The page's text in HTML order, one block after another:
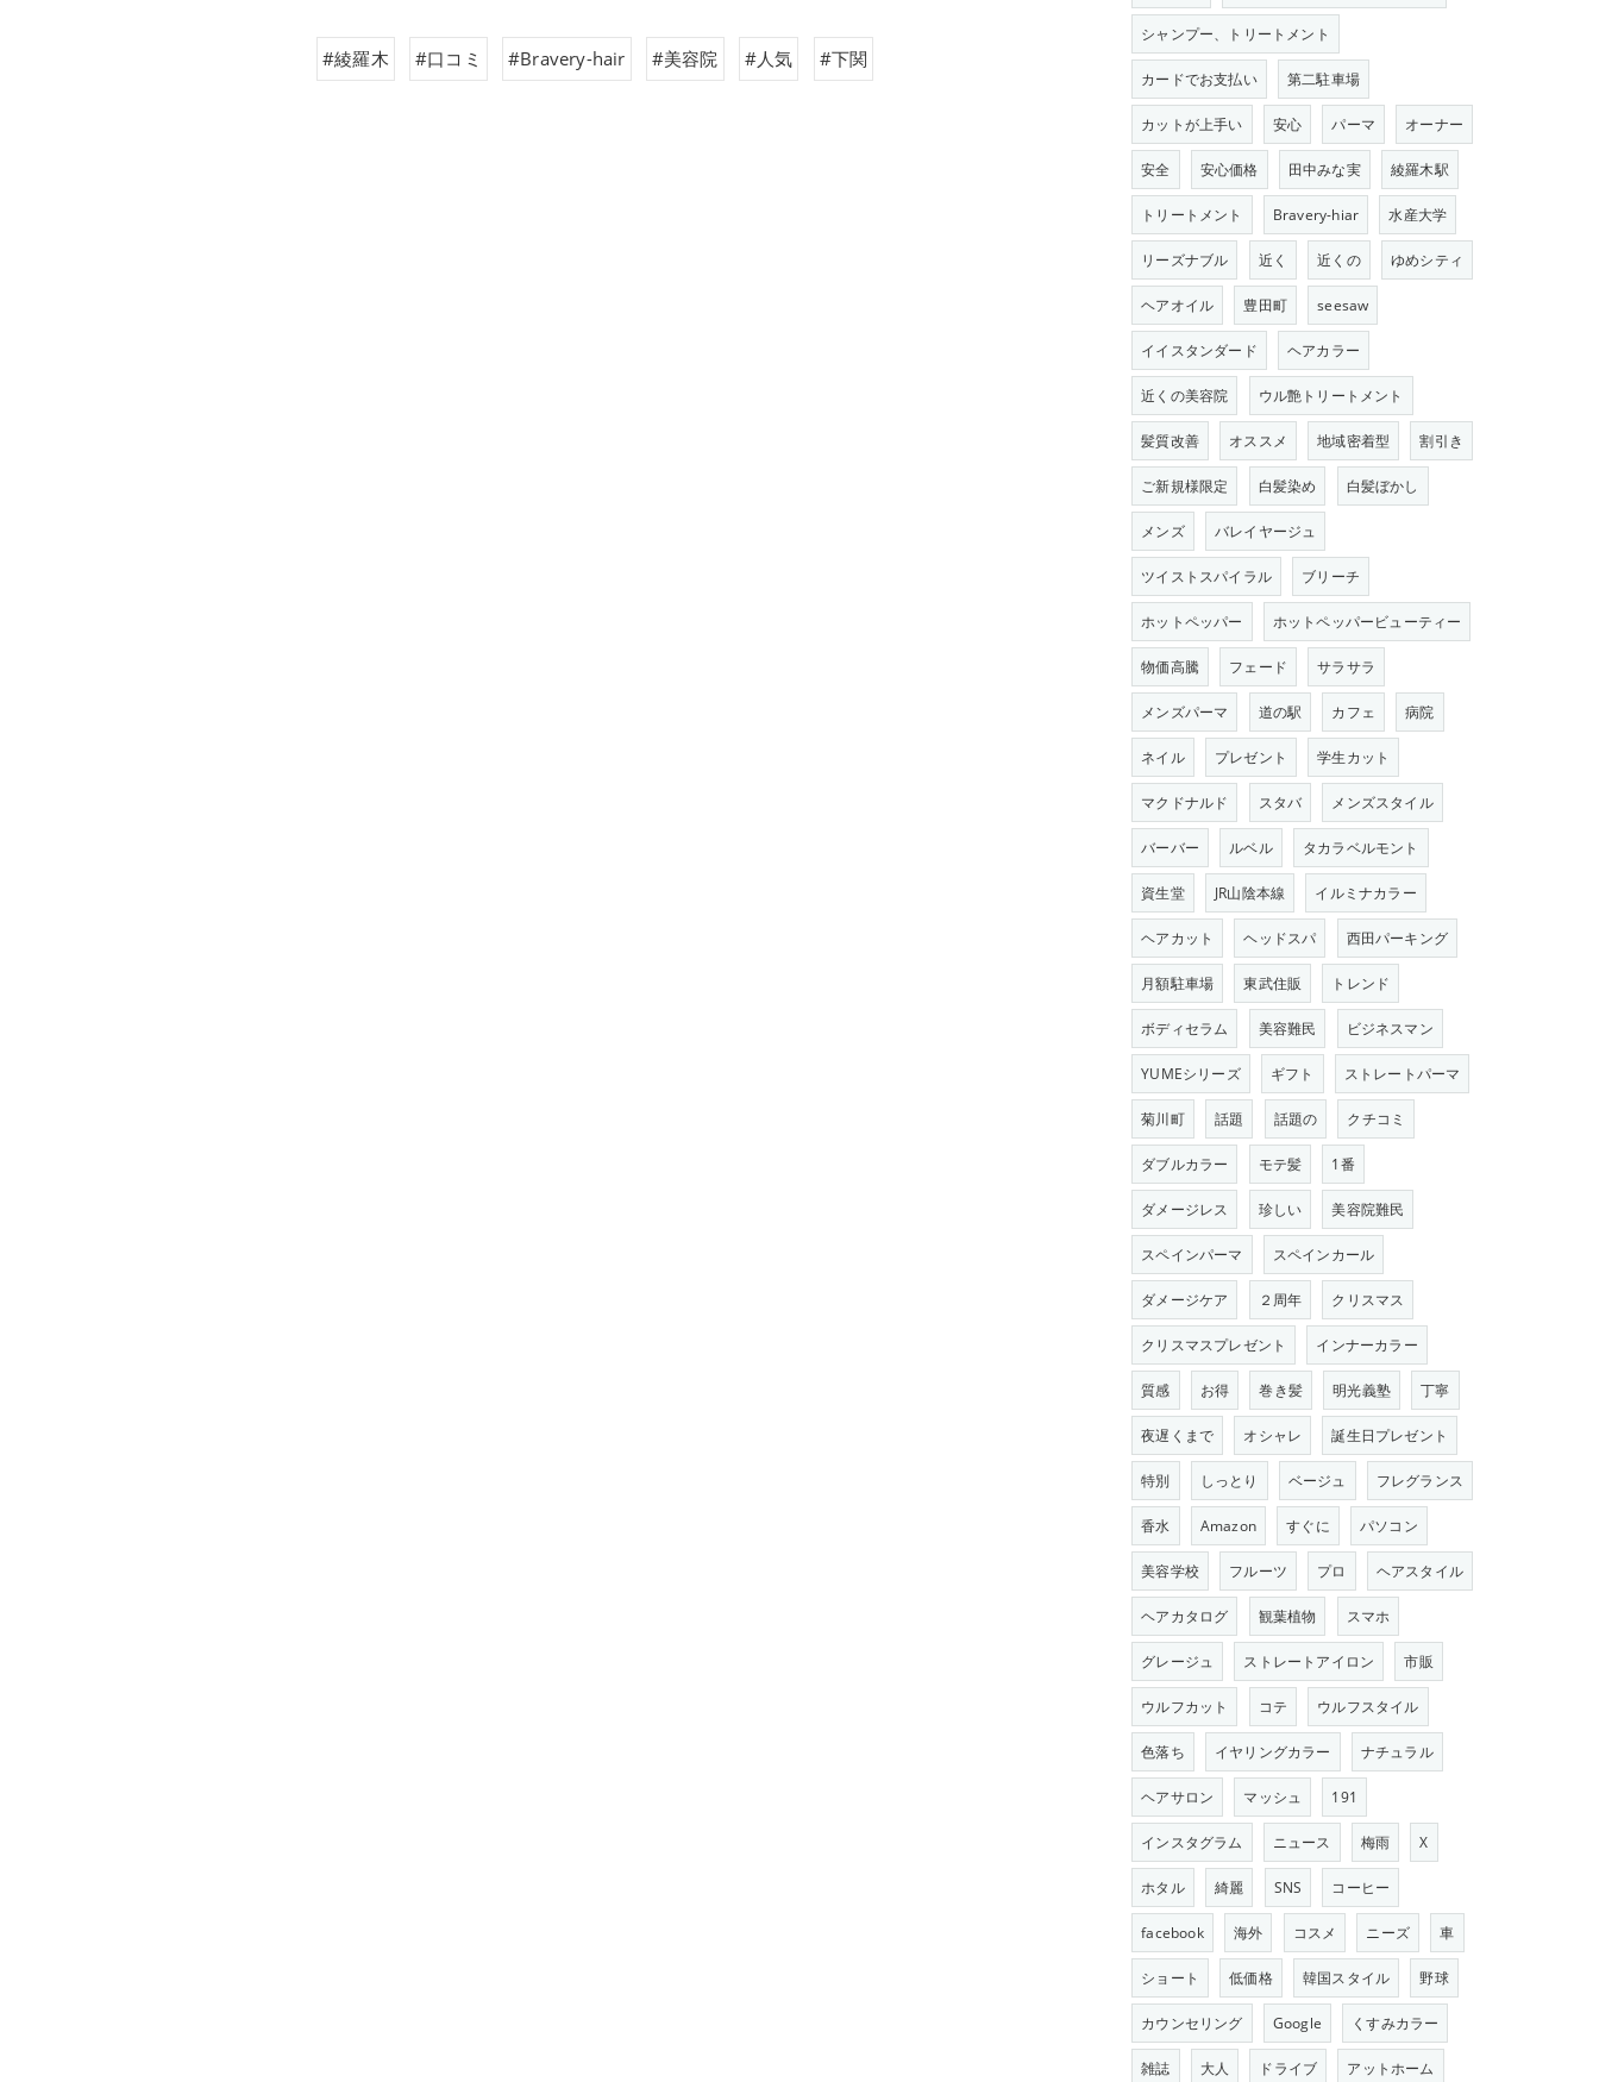
#綾羅木 #口コミ #Bravery-hair #美容院 #人気 #下関
シャンプー、トリートメント
カードでお支払い 第二駐車場
カットが上手い 安心 パーマ オーナー
安全 安心価格 田中みな実 綾羅木駅
トリートメント Bravery-hiar 水産大学
リーズナブル 近く 近くの ゆめシティ
ヘアオイル 豊田町 seesaw
イイスタンダード ヘアカラー
近くの美容院 ウル艶トリートメント
髪質改善 オススメ 地域密着型 割引き
ご新規様限定 白髪染め 白髪ぼかし
メンズ バレイヤージュ
ツイストスパイラル ブリーチ
ホットペッパー ホットペッパービューティー
物価高騰 フェード サラサラ
メンズパーマ 道の駅 カフェ 病院
ネイル プレゼント 学生カット
マクドナルド スタバ メンズスタイル
バーバー ルベル タカラベルモント
資生堂 JR山陰本線 イルミナカラー
ヘアカット ヘッドスパ 西田パーキング
月額駐車場 東武住販 トレンド
ボディセラム 美容難民 ビジネスマン
YUMEシリーズ ギフト ストレートパーマ
菊川町 話題 話題の クチコミ
ダブルカラー モテ髪 1番
ダメージレス 珍しい 美容院難民
スペインパーマ スペインカール
ダメージケア ２周年 クリスマス
クリスマスプレゼント インナーカラー
質感 お得 巻き髪 明光義塾 丁寧
夜遅くまで オシャレ 誕生日プレゼント
特別 しっとり ベージュ フレグランス
香水 Amazon すぐに パソコン
美容学校 フルーツ プロ ヘアスタイル
ヘアカタログ 観葉植物 スマホ
グレージュ ストレートアイロン 市販
ウルフカット コテ ウルフスタイル
色落ち イヤリングカラー ナチュラル
ヘアサロン マッシュ 191
インスタグラム ニュース 梅雨 X
ホタル 綺麗 SNS コーヒー
facebook 海外 コスメ ニーズ 車
ショート 低価格 韓国スタイル 野球
カウンセリング Google くすみカラー
雑誌 大人 ドライブ アットホーム